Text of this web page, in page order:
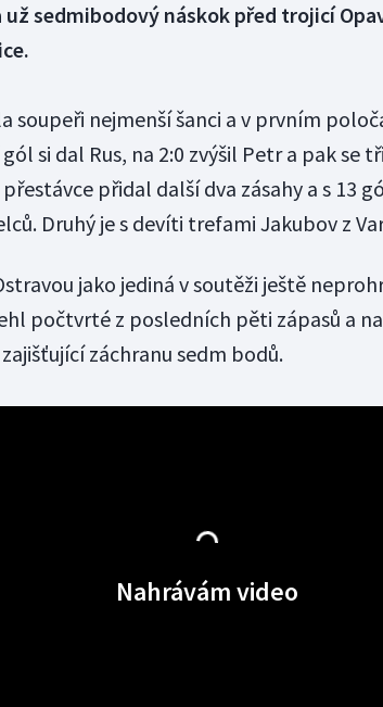
sedmibodový náskok před trojicí
soupeři nejmenší šanci a v prvním
si dal Rus, na 2:0 zvýšil Petr a pak se
přidal další dva zásahy a s 13
Druhý je s devíti trefami Jakubov z
jako jediná v soutěži ještě
počtvrté z posledních pěti zápasů a
záchranu sedm bodů.
Nahrávám video